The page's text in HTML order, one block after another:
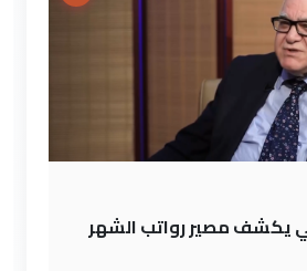
مصير رواتب الشهر